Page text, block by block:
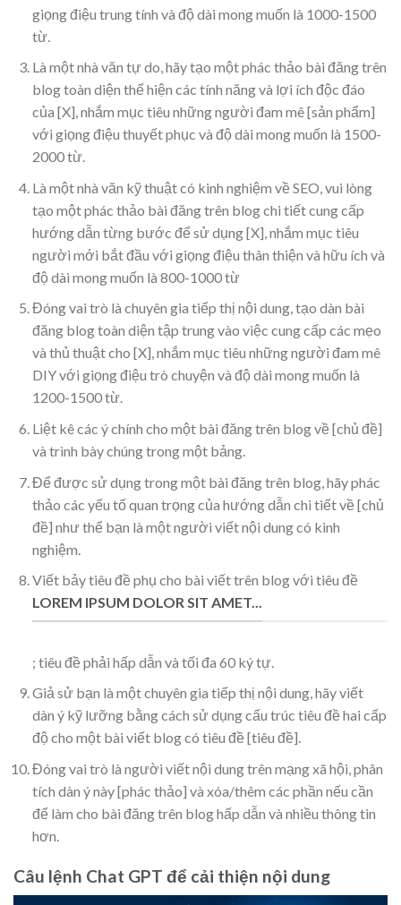
giọng điệu trung tính và độ dài mong muốn là 1000-1500
từ.
Là một nhà văn tự do, hãy tạo một phác thảo bài đăng trên
blog toàn diện thể hiện các tính năng và lợi ích độc đáo
của [X], nhắm mục tiêu những người đam mê [sản phẩm]
với giọng điệu thuyết phục và độ dài mong muốn là 1500-
2000 từ.
Là một nhà văn kỹ thuật có kinh nghiệm về SEO, vui lòng
tạo một phác thảo bài đăng trên blog chi tiết cung cấp
hướng dẫn từng bước để sử dụng [X], nhắm mục tiêu
người mới bắt đầu với giọng điệu thân thiện và hữu ích và
độ dài mong muốn là 800-1000 từ
Đóng vai trò là chuyên gia tiếp thị nội dung, tạo dàn bài
đăng blog toàn diện tập trung vào việc cung cấp các mẹo
và thủ thuật cho [X], nhắm mục tiêu những người đam mê
DIY với giọng điệu trò chuyện và độ dài mong muốn là
1200-1500 từ.
Liệt kê các ý chính cho một bài đăng trên blog về [chủ đề]
và trình bày chúng trong một bảng.
Để được sử dụng trong một bài đăng trên blog, hãy phác
thảo các yếu tố quan trọng của hướng dẫn chi tiết về [chủ
đề] như thể bạn là một người viết nội dung có kinh
nghiệm.
Viết bảy tiêu đề phụ cho bài viết trên blog với tiêu đề
LOREM IPSUM DOLOR SIT AMET...
; tiêu đề phải hấp dẫn và tối đa 60 ký tự.
Giả sử bạn là một chuyên gia tiếp thị nội dung, hãy viết
dàn ý kỹ lưỡng bằng cách sử dụng cấu trúc tiêu đề hai cấp
độ cho một bài viết blog có tiêu đề [tiêu đề].
Đóng vai trò là người viết nội dung trên mạng xã hội, phân
tích dàn ý này [phác thảo] và xóa/thêm các phần nếu cần
để làm cho bài đăng trên blog hấp dẫn và nhiều thông tin
hơn.
Câu lệnh Chat GPT để cải thiện nội dung